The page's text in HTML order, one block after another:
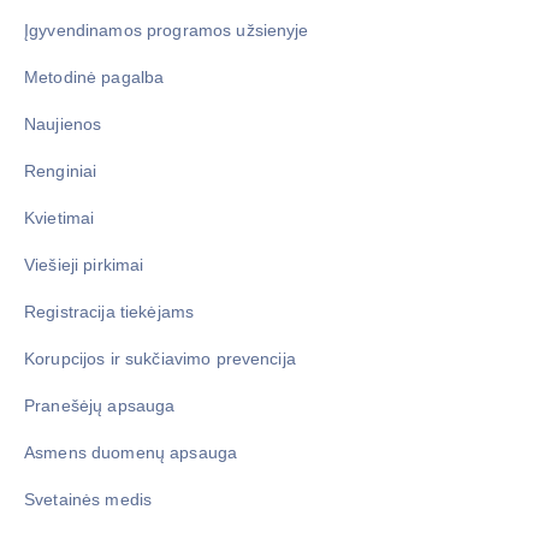
Įgyvendinamos programos užsienyje
Metodinė pagalba
Naujienos
Renginiai
Kvietimai
Viešieji pirkimai
Registracija tiekėjams
Korupcijos ir sukčiavimo prevencija
Pranešėjų apsauga
Asmens duomenų apsauga
Svetainės medis